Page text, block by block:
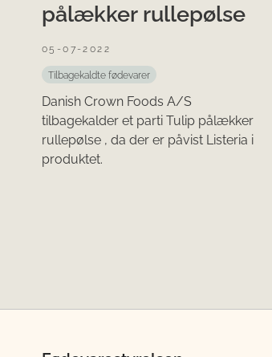
pålækker rullepølse
05-07-2022
Tilbagekaldte fødevarer
Danish Crown Foods A/S
tilbagekalder et parti Tulip pålækker
rullepølse , da der er påvist Listeria i
produktet.